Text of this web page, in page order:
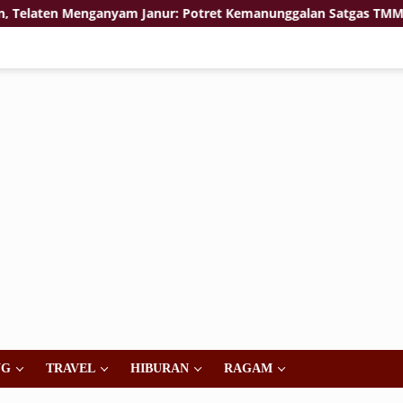
Menganyam Janur: Potret Kemanunggalan Satgas TMMD 129
TRAVEL HIBURAN RAGAM